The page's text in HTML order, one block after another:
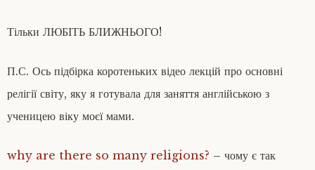
Тільки ЛЮБІТЬ БЛИЖНЬОГО!
П.С. Ось підбірка коротеньких відео лекцій про основні
релігії світу, яку я готувала для заняття англійською з
ученицею віку моєї мами.
why are there so many religions? – чому є так